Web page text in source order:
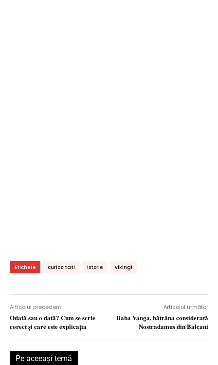
Etichete curiozitati istorie vikingi
Articolul precedent
Odată sau o dată? Cum se scrie
corect şi care este explicaţia
Articolul următor
Baba Vanga, bătrâna considerată
Nostradamus din Balcani
Pe aceeaşi temă